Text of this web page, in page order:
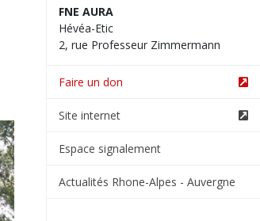
FNE AURA
Hévéa-Etic
2, rue Professeur Zimmermann
Faire un don
Site internet
Espace signalement
Actualités Rhone-Alpes - Auvergne